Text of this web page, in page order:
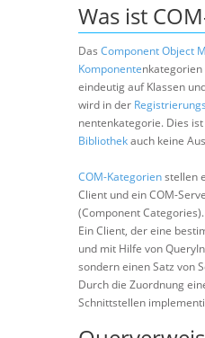
Was ist
Das Component Object
Komponentenkategorien
eindeutig auf Klassen
wird in der
nentenkategorie. Dies
Bibliothekauch keine
COM-Kategorienstellen
Client und ein COM-
(Component Categories).
Ein Client, der eine
und mit Hilfe von
sondern einen Satz von
Durch die Zuordnung
Schnittstellen